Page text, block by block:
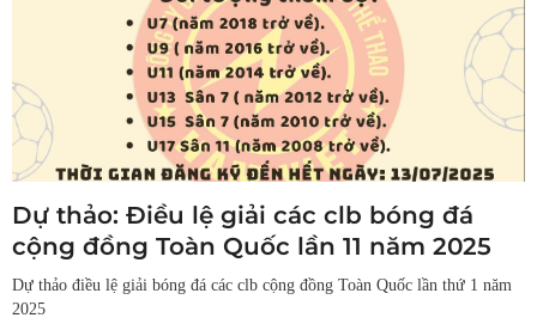
Dự thảo: Điều lệ giải các clb bóng đá
cộng đồng Toàn Quốc lần 11 năm 2025
Dự thảo điều lệ giải bóng đá các clb cộng đồng Toàn Quốc lần thứ 1 năm
2025